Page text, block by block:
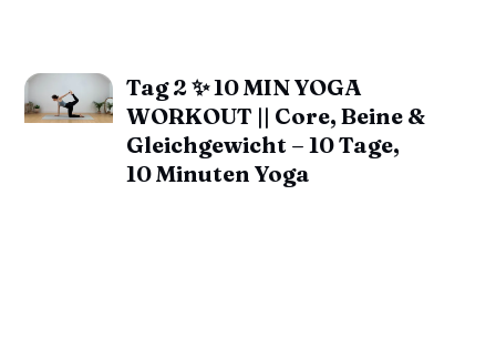
Tag 2 ✨ 10 MIN YOGA
WORKOUT || Core, Beine &
Gleichgewicht – 10 Tage,
10 Minuten Yoga